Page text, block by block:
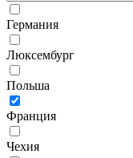
Германия
Люксембург
Польша
Франция
Чехия